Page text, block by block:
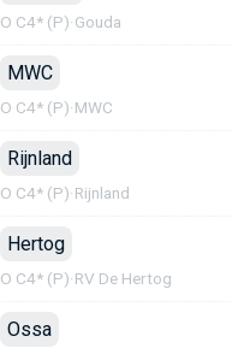
O C4* (P)·Gouda
MWC
O C4* (P)·MWC
Rijnland
O C4* (P)·Rijnland
Hertog
O C4* (P)·RV De Hertog
Ossa